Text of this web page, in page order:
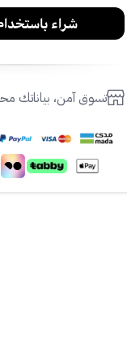
تسوق آمن، بياناتك